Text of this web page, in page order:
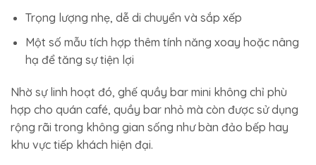
Trọng lượng nhẹ, dễ di chuyển và sắp xếp
Một số mẫu tích hợp thêm tính năng xoay hoặc nâng
hạ để tăng sự tiện lợi
Nhờ sự linh hoạt đó, ghế quầy bar mini không chỉ phù
hợp cho quán café, quầy bar nhỏ mà còn được sử dụng
rộng rãi trong không gian sống như bàn đảo bếp hay
khu vực tiếp khách hiện đại.